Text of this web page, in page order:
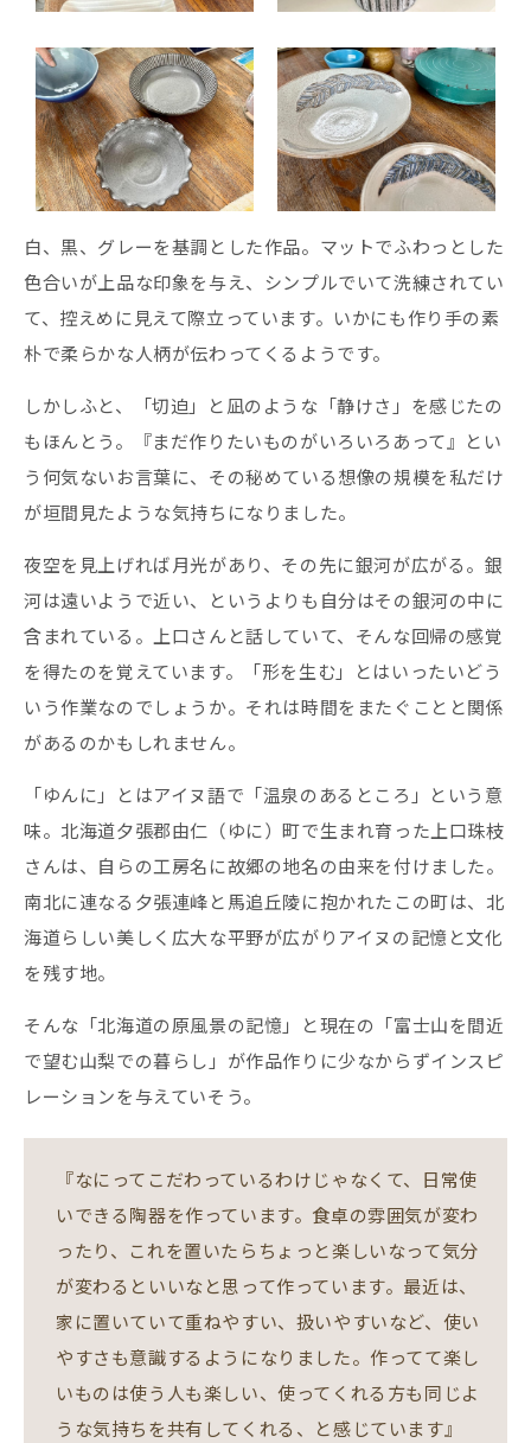
白、黒、グレーを基調とした作品。マットでふわっとした
色合いが上品な印象を与え、シンプルでいて洗練されてい
て、控えめに見えて際立っています。いかにも作り手の素
朴で柔らかな人柄が伝わってくるようです。
しかしふと、「切迫」と凪のような「静けさ」を感じたの
もほんとう。『まだ作りたいものがいろいろあって』とい
う何気ないお言葉に、その秘めている想像の規模を私だけ
が垣間見たような気持ちになりました。
夜空を見上げれば月光があり、その先に銀河が広がる。銀
河は遠いようで近い、というよりも自分はその銀河の中に
含まれている。上口さんと話していて、そんな回帰の感覚
を得たのを覚えています。「形を生む」とはいったいどう
いう作業なのでしょうか。それは時間をまたぐことと関係
があるのかもしれません。
「ゆんに」とはアイヌ語で「温泉のあるところ」という意
味。北海道夕張郡由仁（ゆに）町で生まれ育った上口珠枝
さんは、自らの工房名に故郷の地名の由来を付けました。
南北に連なる夕張連峰と馬追丘陵に抱かれたこの町は、北
海道らしい美しく広大な平野が広がりアイヌの記憶と文化
を残す地。
そんな「北海道の原風景の記憶」と現在の「富士山を間近
で望む山梨での暮らし」が作品作りに少なからずインスピ
レーションを与えていそう。
『なにってこだわっているわけじゃなくて、日常使
いできる陶器を作っています。食卓の雰囲気が変わ
ったり、これを置いたらちょっと楽しいなって気分
が変わるといいなと思って作っています。最近は、
家に置いていて重ねやすい、扱いやすいなど、使い
やすさも意識するようになりました。作ってて楽し
いものは使う人も楽しい、使ってくれる方も同じよ
うな気持ちを共有してくれる、と感じています』